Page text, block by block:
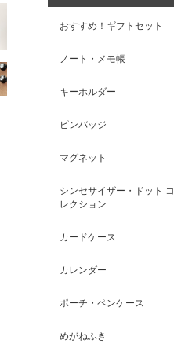
おすすめ！ギフトセット
ノート・メモ帳
キーホルダー
ピンバッジ
マグネット
シンセサイザー・ドット コ
レクション
カードケース
カレンダー
ポーチ・ペンケース
めがねふき